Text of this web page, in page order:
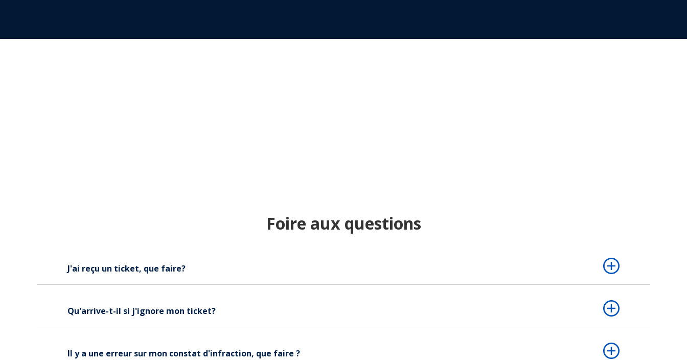
Foire aux questions
J'ai reçu un ticket, que faire?
Qu'arrive-t-il si j'ignore mon ticket?
Il y a une erreur sur mon constat d'infraction, que faire ?